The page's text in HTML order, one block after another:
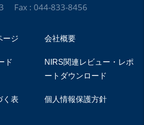
Fax : 044-833-8456
ジ 会社概要
ド
NIRS関連レビュー・レポ
ートダウンロード
く表
個人情報保護方針